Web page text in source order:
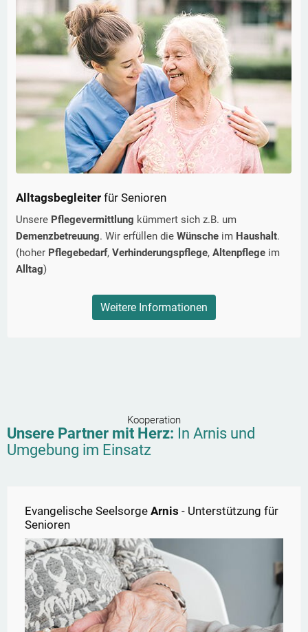
Alltagsbegleiter für Senioren
Unsere Pflegevermittlung kümmert sich z.B. um
Demenzbetreuung. Wir erfüllen die Wünsche im Haushalt.
(hoher Pflegebedarf, Verhinderungspflege, Altenpflege im
Alltag)
Weitere Informationen
Kooperation
Unsere Partner mit Herz: In Arnis und
Umgebung im Einsatz
Evangelische Seelsorge Arnis - Unterstützung für
Senioren